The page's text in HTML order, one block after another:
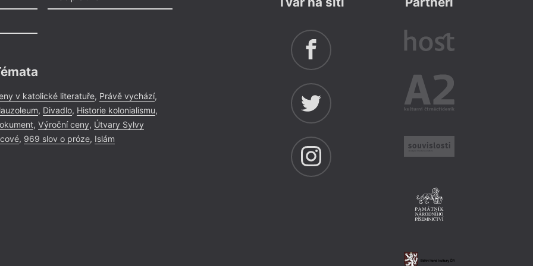
v katolické literatuře, Právě vychází,
, Divadlo, Historie kolonialismu,
, Výroční ceny, Útvary Sylvy
, 969 slov o próze, Islám